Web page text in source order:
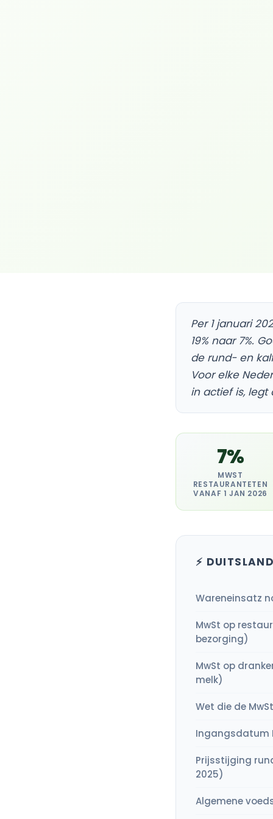
Per 1 januari
19% naar 7%.
de rund- en
Voor elke
in actief is, legt
7%
MWST
RESTAURANTETEN
VANAF 1 JAN 2026
⚡
Wareneinsatz
MwSt op
bezorging)
MwSt op
melk)
Wet die de
Ingangsdatum
Prijsstijging
2025)
Algemene